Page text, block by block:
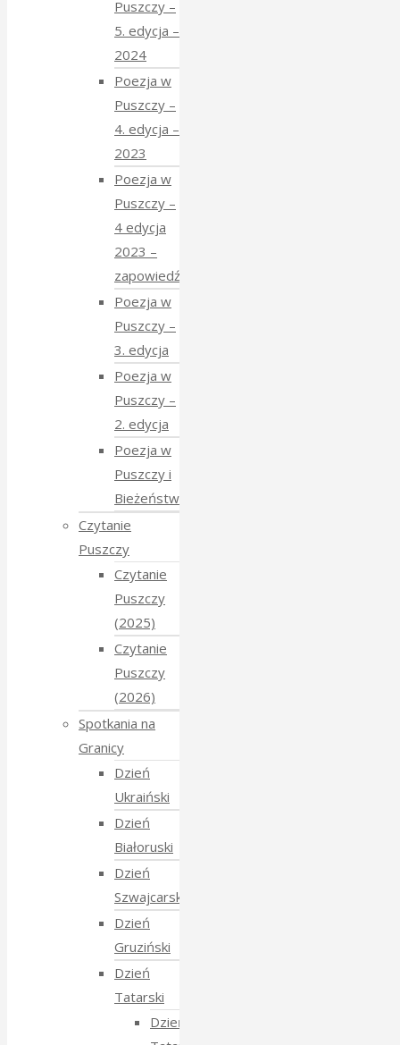
Puszczy –
5. edycja –
2024
Poezja w
Puszczy –
4. edycja –
2023
Poezja w
Puszczy –
4 edycja
2023 –
zapowiedź
Poezja w
Puszczy –
3. edycja
Poezja w
Puszczy –
2. edycja
Poezja w
Puszczy i
Bieżeństwo
Czytanie
Puszczy
Czytanie
Puszczy
(2025)
Czytanie
Puszczy
(2026)
Spotkania na
Granicy
Dzień
Ukraiński
Dzień
Białoruski
Dzień
Szwajcarski
Dzień
Gruziński
Dzień
Tatarski
Dzień